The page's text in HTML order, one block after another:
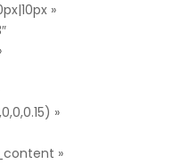
»
»
»